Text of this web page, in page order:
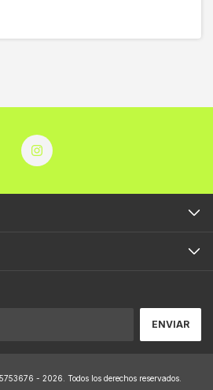
- 2026. Todos los derechos reservados.